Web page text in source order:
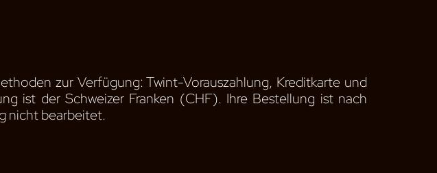
zur Verfügung: Twint-Vorauszahlung, Kreditkarte und
ist der Schweizer Franken (CHF). Ihre Bestellung ist nach
nicht bearbeitet.